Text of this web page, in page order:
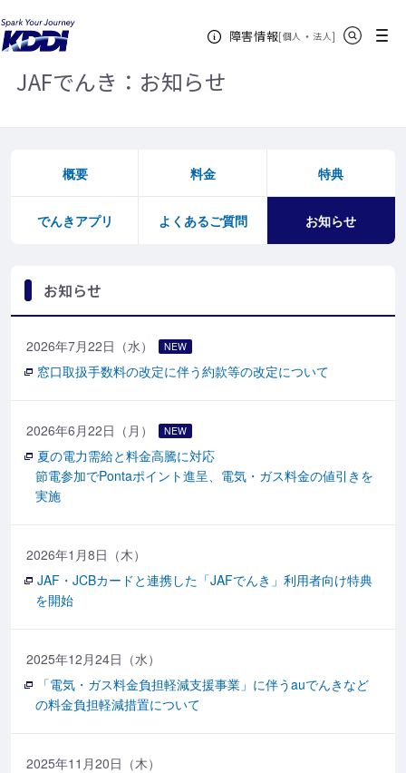
障害情報[個人 ・ 法人新規ウィンドウ
]
メニュー
KDDIホーム
JAFでんき：お知らせ
概要 料金 特典
でんきアプリ よくあるご質問 お知らせ
お知らせ
2026年7月22日（水） NEW
窓口取扱手数料の改定に伴う約款等の改定について
2026年6月22日（月） NEW
夏の電力需給と料金高騰に対応
節電参加でPontaポイント進呈、電気・ガス料金の値引きを
実施
2026年1月8日（木）
JAF・JCBカードと連携した「JAFでんき」利用者向け特典
を開始
2025年12月24日（水）
「電気・ガス料金負担軽減支援事業」に伴うauでんきなど
の料金負担軽減措置について
2025年11月20日（木）